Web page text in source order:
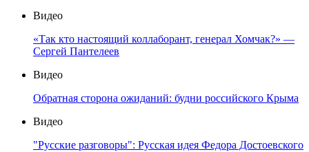
Видео
«Так кто настоящий коллаборант, генерал Хомчак?» —
Сергей Пантелеев
Видео
Обратная сторона ожиданий: будни российского Крыма
Видео
"Русские разговоры": Русская идея Федора Достоевского